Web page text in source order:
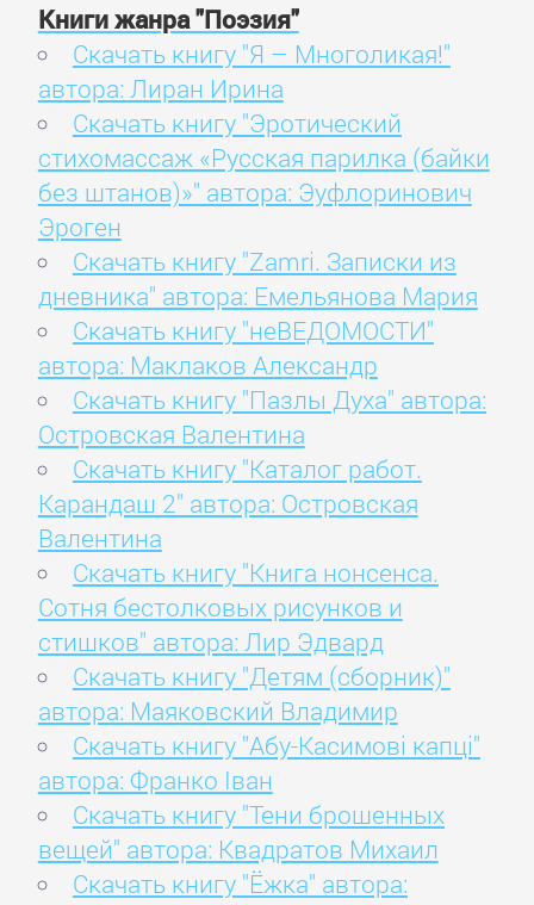
Книги жанра "Поэзия"
Скачать книгу "Я – Многоликая!"
автора: Лиран Ирина
Скачать книгу "Эротический
стихомассаж «Русская парилка (байки
без штанов)»" автора: Эуфлоринович
Эроген
Скачать книгу "Zamri. Записки из
дневника" автора: Емельянова Мария
Скачать книгу "неВЕДОМОСТИ"
автора: Маклаков Александр
Скачать книгу "Пазлы Духа" автора:
Островская Валентина
Скачать книгу "Каталог работ.
Карандаш 2" автора: Островская
Валентина
Скачать книгу "Книга нонсенса.
Сотня бестолковых рисунков и
стишков" автора: Лир Эдвард
Скачать книгу "Детям (сборник)"
автора: Маяковский Владимир
Скачать книгу "Абу-Касимові капці"
автора: Франко Іван
Скачать книгу "Тени брошенных
вещей" автора: Квадратов Михаил
Скачать книгу "Ёжка" автора: